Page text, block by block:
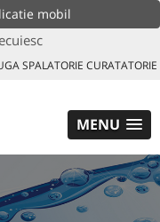
mobil
SPALATORIE CURATATORIE
MENU